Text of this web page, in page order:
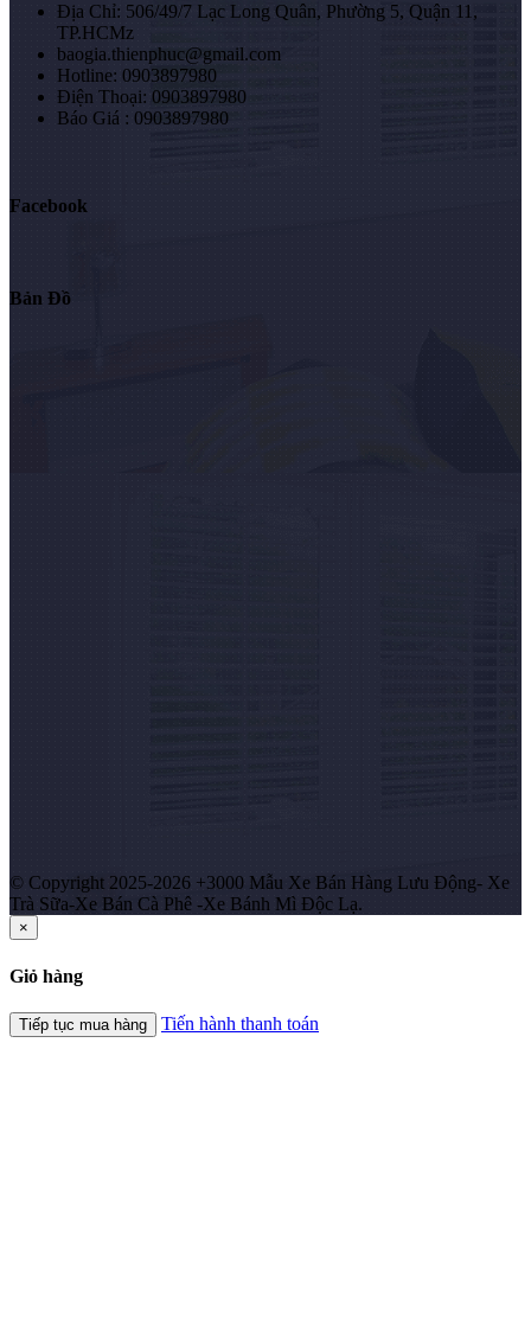
Địa Chỉ: 506/49/7 Lạc Long Quân, Phường 5, Quận 11,
TP.HCMz
baogia.thienphuc@gmail.com
Hotline: 0903897980
Điện Thoại: 0903897980
Báo Giá : 0903897980
Facebook
Bản Đồ
© Copyright 2025-2026 +3000 Mẫu Xe Bán Hàng Lưu Động- Xe
Trà Sữa-Xe Bán Cà Phê -Xe Bánh Mì Độc Lạ.
×
Giỏ hàng
Tiếp tục mua hàng Tiến hành thanh toán